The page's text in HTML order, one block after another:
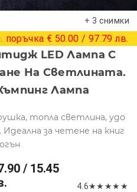
+ 3 снимки
поръчка € 50.00 / 97.79 лв.
LED Лампа С
На Светлината.
Лампа
топла светлина, удо
за четене на книг
/ 15.45
4.6★★ ★★ ★